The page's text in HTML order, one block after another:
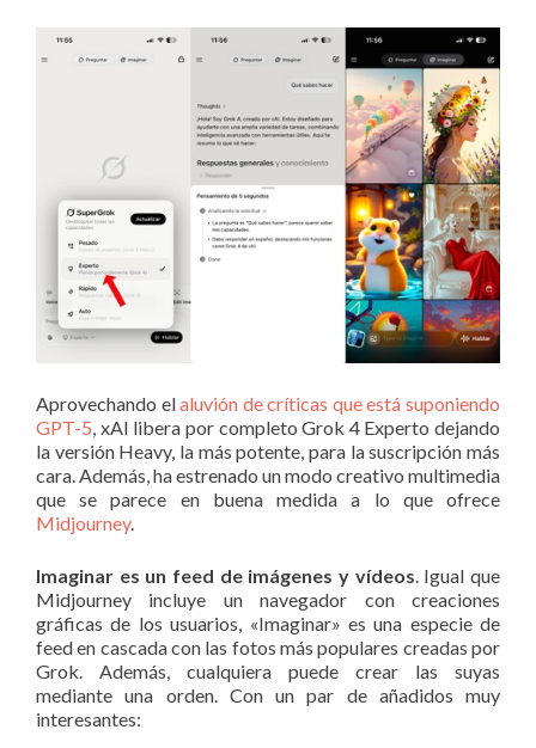
Aprovechando elaluvión de críticas que está suponiendo
GPT-5, xAI libera por completo Grok 4 Experto dejando
la versión Heavy, la más potente, para la suscripción más
cara. Además, ha estrenado un modo creativo multimedia
que se parece en buena medida a lo que ofrece
Midjourney.
Imaginar es un feed de imágenes y vídeos. Igual que
Midjourney incluye un navegador con creaciones
gráficas de los usuarios, «Imaginar» es una especie de
feed en cascada con las fotos más populares creadas por
Grok. Además, cualquiera puede crear las suyas
mediante una orden. Con un par de añadidos muy
interesantes: